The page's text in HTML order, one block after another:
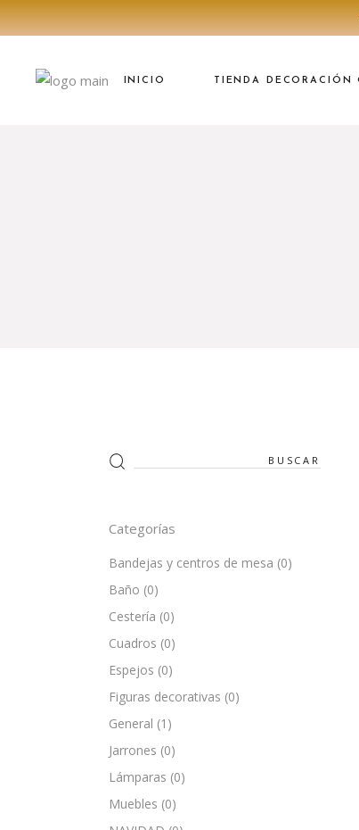
INICIO TIENDA DECORACIÓN
Search
for:
Categorías
Bandejas y centros de mesa (0)
Baño (0)
Cestería (0)
Cuadros (0)
Espejos (0)
Figuras decorativas (0)
General (1)
Jarrones (0)
Lámparas (0)
Muebles (0)